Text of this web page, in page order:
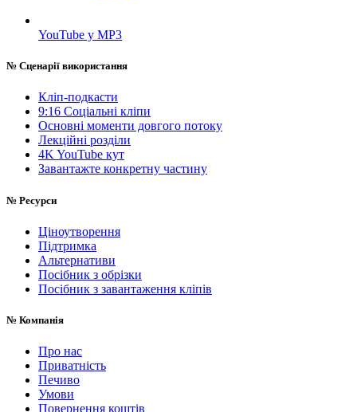
YouTube у MP3
№ Сценарії використання
Кліп-подкасти
9:16 Соціальні кліпи
Основні моменти довгого потоку
Лекційні розділи
4K YouTube кут
Завантажте конкретну частину
№ Ресурси
Ціноутворення
Підтримка
Альтернативи
Посібник з обрізки
Посібник з завантаження кліпів
№ Компанія
Про нас
Приватність
Печиво
Умови
Повернення коштів